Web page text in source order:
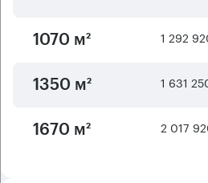
1070 м² 1 292
1350 м² 1 631
1670 м² 2 017